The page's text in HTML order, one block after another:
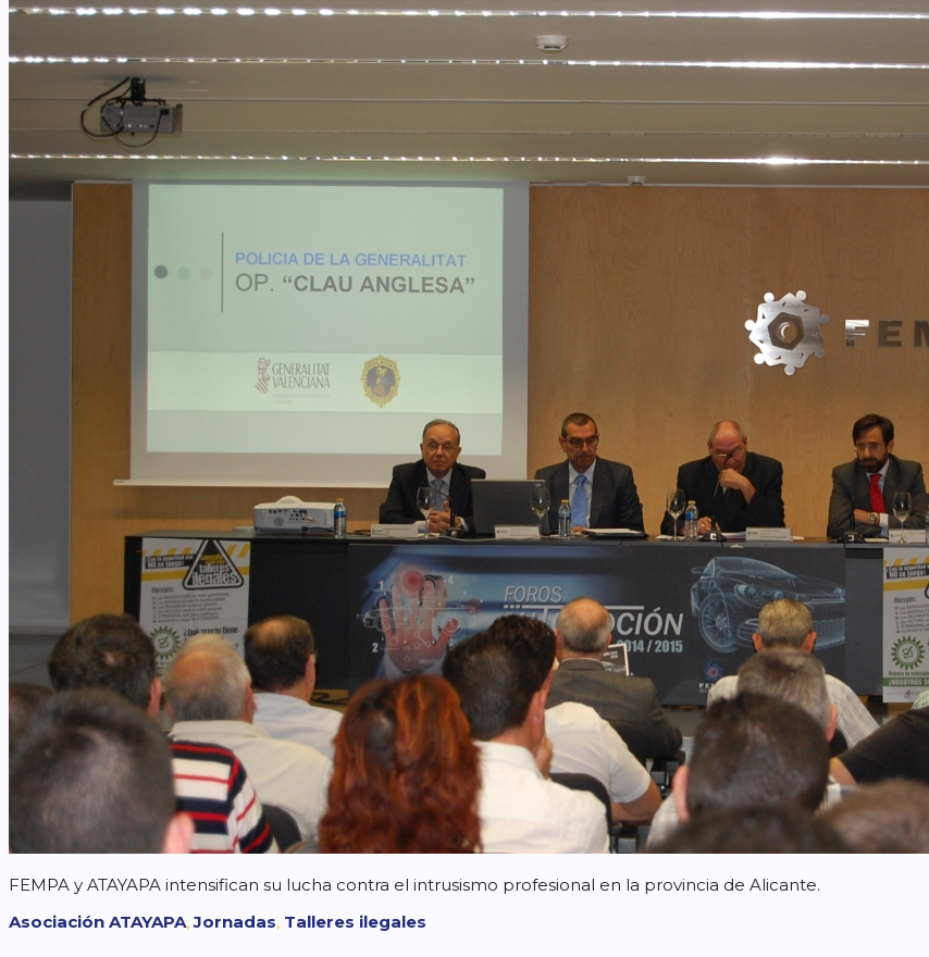
FEMPA y ATAYAPA intensifican su lucha contra el intrusismo profesional en la provincia de Alicante.
Etiquetas
Asociación ATAYAPA,Jornadas, Talleres ilegales